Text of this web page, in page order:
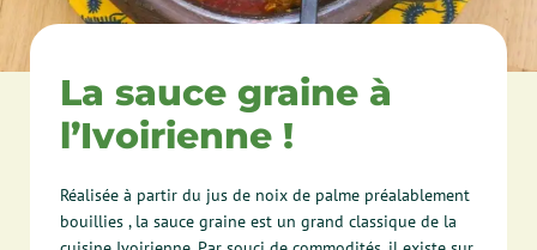
La sauce graine à
l’Ivoirienne !
Réalisée à partir du jus de noix de palme préalablement
bouillies , la sauce graine est un grand classique de la